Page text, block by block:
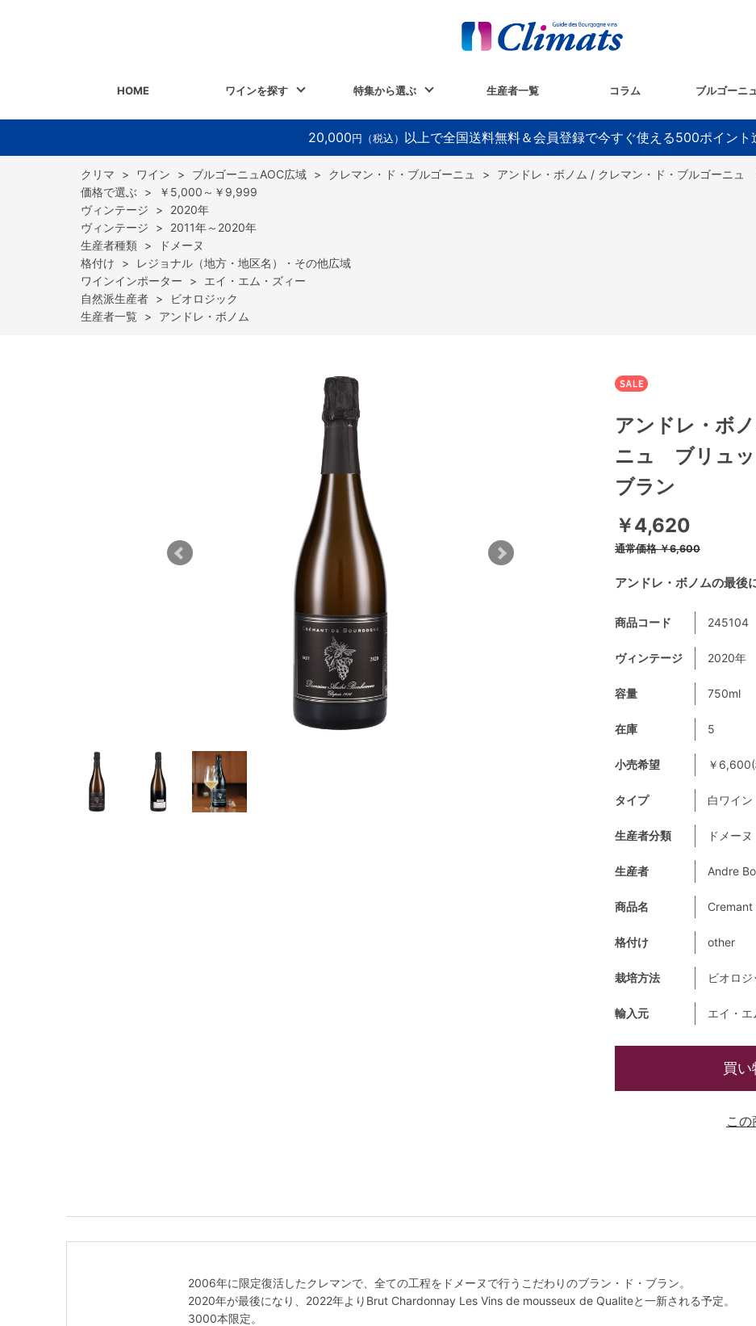
HOME ワインを探す 特集から選ぶ 生産者一覧 コラム ブルゴーニ
20,000 円（税込） 以上で全国送料無料＆会員登録で今すぐ使える500ポイント
> ワイン > ブルゴーニュAOC広域 > クレマン・ド・ブルゴーニュ >
アンドレ・ボノム / クレマン・ド・ブルゴーニ
>
￥5,000～￥9,999
>
2020年
>
2011年～2020年
>
ドメーヌ
>
レジョナル（地方・地区名）・その他広域
>
エイ・エム・ズィー
>
ビオロジック
>
アンドレ・ボノム
アンドレ・ボノムの最後
アンドレ・ボ
ニュ ブリュ
ブラン
￥4,620
通常価格￥6,600
商品コード 245104
ヴィンテージ 2020年
容量 750ml
在庫 5
小売希望 ￥
タイプ 白ワイン
生産者分類 ドメーヌ
生産者 Andre
商品名
格付け other
栽培方法 ビオロ
輸入元 エイ・エ
買い
こ
2006年に限定復活したクレマンで、全ての工程をドメーヌで行うこだわりのブラン・ド・ブラン。
2020年が最後になり、2022年よりBrut Chardonnay Les Vins de mousseux de Qualiteと一新される予定。
3000本限定。